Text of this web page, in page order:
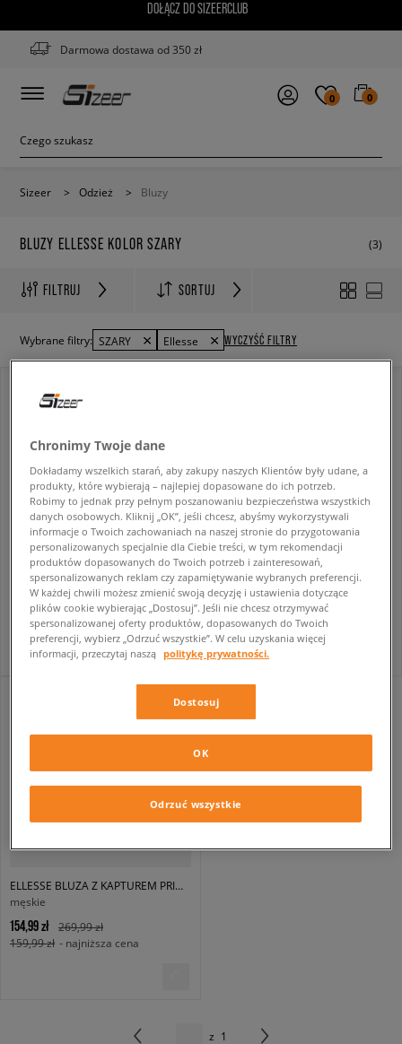
DOŁĄCZ DO SIZEERCLUB
Darmowa dostawa od 350 zł
0 0
Sizeer > Odzież > Bluzy
BLUZY ELLESSE KOLOR SZARY (3)
FILTRUJ SORTUJ
Wybrane filtry: SZARY Ellesse WYCZYŚĆ FILTRY
-25% przy zakupie 2 sztuk
ELLESSE BLUZA Z KAPTUREM VARON OH HOODY LGREY MRL
męskie
229,99 zł
męskie
299,99 zł
ELLESSE BLUZA Z KAPTUREM PRIMERO GREY
męskie
154,99 zł
269,99 zł
159,99 zł - najniższa cena
z 1
Chronimy Twoje dane
Dokładamy wszelkich starań, aby zakupy naszych Klientów były udane, a
produkty, które wybierają – najlepiej dopasowane do ich potrzeb.
Robimy to jednak przy pełnym poszanowaniu bezpieczeństwa wszystkich
danych osobowych. Kliknij „OK”, jeśli chcesz, abyśmy wykorzystywali
informacje o Twoich zachowaniach na naszej stronie do przygotowania
personalizowanych specjalnie dla Ciebie treści, w tym rekomendacji
produktów dopasowanych do Twoich potrzeb i zainteresowań,
spersonalizowanych reklam czy zapamiętywanie wybranych preferencji.
W każdej chwili możesz zmienić swoją decyzję i ustawienia dotyczące
plików cookie wybierając „Dostosuj”. Jeśli nie chcesz otrzymywać
spersonalizowanej oferty produktów, dopasowanych do Twoich
preferencji, wybierz „Odrzuć wszystkie”. W celu uzyskania więcej
informacji, przeczytaj naszą politykę prywatności.
Dostosuj
Odrzuć wszystkie
OK